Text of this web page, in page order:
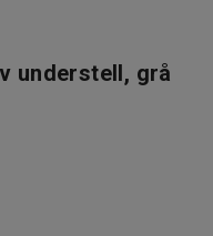
understell, grå